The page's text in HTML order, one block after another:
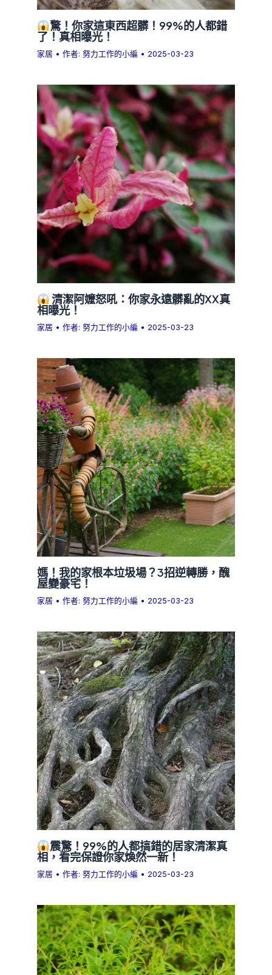
驚！你家這東西超髒！99%的人都錯
了！真相曝光！
家居 • 作者:努力工作的小編 • 2025-03-23
清潔阿嬤怒吼：你家永遠髒亂的XX真
相曝光！
家居 • 作者:努力工作的小編 • 2025-03-23
媽！我的家根本垃圾場？3招逆轉勝，醜
屋變豪宅！
家居 • 作者:努力工作的小編 • 2025-03-23
震驚！99%的人都搞錯的居家清潔真
相，看完保證你家煥然一新！
家居 • 作者:努力工作的小編 • 2025-03-23